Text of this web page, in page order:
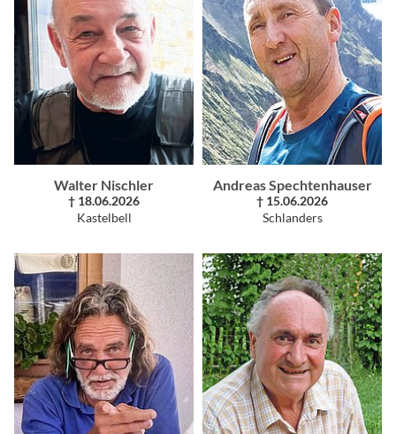
Walter Nischler
† 18.06.2026
Kastelbell
Andreas Spechtenhauser
† 15.06.2026
Schlanders